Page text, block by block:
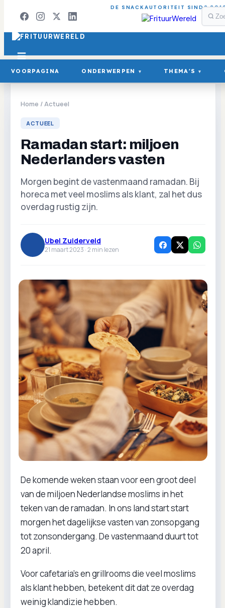
DE SNACKAUTORITEIT SINDS
VOORPAGINA ONDERWERPEN ▾ THEMA'S ▾
Home /Actueel
ACTUEEL
Ramadan start: miljoen
Nederlanders vasten
Morgen begint de vastenmaand ramadan. Bij
horeca met veel moslims als klant, zal het dus
overdag rustig zijn.
Ubel Zuiderveld
21 maart 2023 ·2 min lezen
De komende weken staan voor een groot deel
van de miljoen Nederlandse moslims in het
teken van de ramadan. In ons land start start
morgen het dagelijkse vasten van zonsopgang
tot zonsondergang. De vastenmaand duurt tot
20 april.
Voor cafetaria’s en grillrooms die veel moslims
als klant hebben, betekent dit dat ze overdag
weinig klandizie hebben.